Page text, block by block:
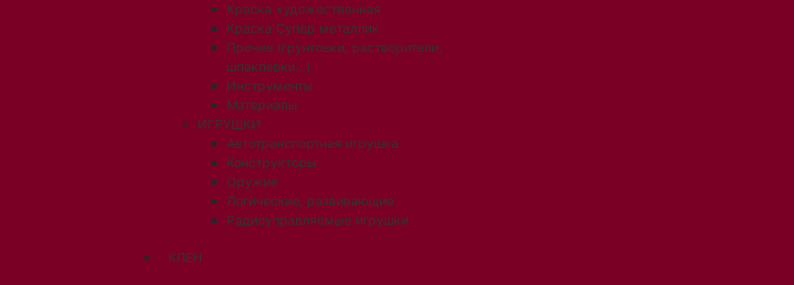
Краска художественная
Краска Супер металлик
Прочее (грунтовки, растворители,
шпаклевки...)
Инструменты
Материалы
ИГРУШКИ
Автотранспортная игрушка
Конструкторы
Оружие
Логические, развивающие
Радиоуправляемые игрушки
КЛЕН